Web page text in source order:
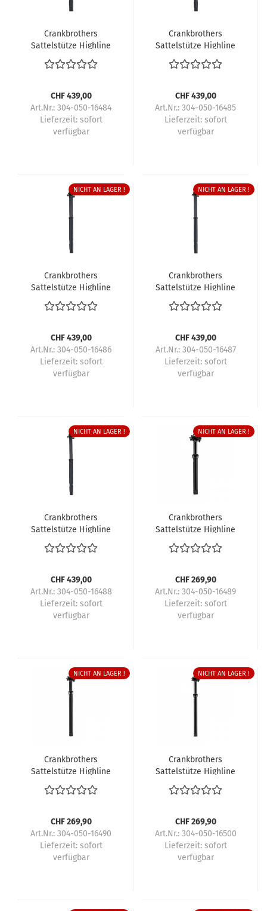
Crankbrothers
Sattelstütze Highline
11
CHF 439,00
Art.Nr.: 304-050-16484
Lieferzeit: sofort
verfügbar
Crankbrothers
Sattelstütze Highline
11
CHF 439,00
Art.Nr.: 304-050-16485
Lieferzeit: sofort
verfügbar
NICHT AN LAGER !
Crankbrothers
Sattelstütze Highline
11
CHF 439,00
Art.Nr.: 304-050-16486
Lieferzeit: sofort
verfügbar
NICHT AN LAGER !
Crankbrothers
Sattelstütze Highline
11
CHF 439,00
Art.Nr.: 304-050-16487
Lieferzeit: sofort
verfügbar
NICHT AN LAGER !
Crankbrothers
Sattelstütze Highline
11
CHF 439,00
Art.Nr.: 304-050-16488
Lieferzeit: sofort
verfügbar
NICHT AN LAGER !
Crankbrothers
Sattelstütze Highline
XC/Gravel
CHF 269,90
Art.Nr.: 304-050-16489
Lieferzeit: sofort
verfügbar
NICHT AN LAGER !
Crankbrothers
Sattelstütze Highline
XC/Gravel
CHF 269,90
Art.Nr.: 304-050-16490
Lieferzeit: sofort
verfügbar
NICHT AN LAGER !
Crankbrothers
Sattelstütze Highline
XC/Gravel
CHF 269,90
Art.Nr.: 304-050-16500
Lieferzeit: sofort
verfügbar